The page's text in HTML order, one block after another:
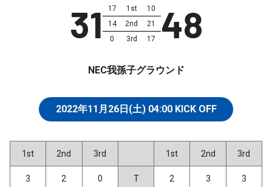
31 17 1st
10
14
2nd
21
0
3rd 17 48
NEC我孫子グラウンド
2022年11月26日(土) 04:00KICK OFF
1st 2nd 3rd 1st 2nd 3rd
3 2 0 T 2 3 3